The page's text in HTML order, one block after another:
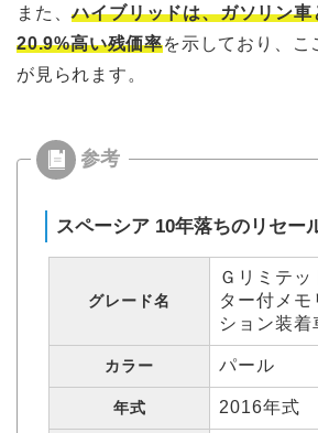
また、ハイブリッドは、ガソリン
20.9%高い残価率を示しており、こ
が見られます。
スペーシア 10年落ちのリセー
グレード名
Ｇリミテッ
ター付メモ
ション装着
カラー パール
年式 2016年式